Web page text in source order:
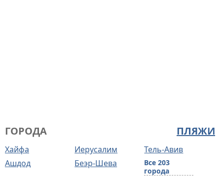
ПЛЯЖИ
ГОРОДА
Хайфа Иерусалим
Тель-Авив
Ашдод
Беэр-Шева
Все 203
города